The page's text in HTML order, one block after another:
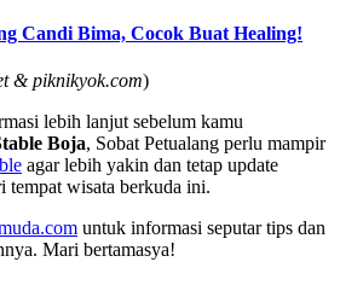
Candi Bima, Cocok Buat Healing!
& piknikyok.com)
lebih lanjut sebelum kamu
Boja, Sobat Petualang perlu mampir
agar lebih yakin dan tetap update
tempat wisata berkuda ini.
untuk informasi seputar tips dan
Mari bertamasya!